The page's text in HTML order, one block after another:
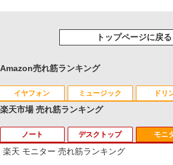
トップページに戻る
Amazon売れ筋ランキング
イヤフォン
Anker Soundcore
￥7,990
ミュージック
BRUCE WAYNE
[Explicit]
ドリ
【Amazon.co.jp限定
ET ラベルレス ×8本
薬屋のひとりごと 17
ンガンコミックス)
楽天市場 売れ筋ランキング
ノート デスクトップ モニ
楽天 モニター 売れ筋ランキング